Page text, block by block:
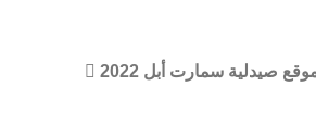
صيدلية سمارت أبل 2022